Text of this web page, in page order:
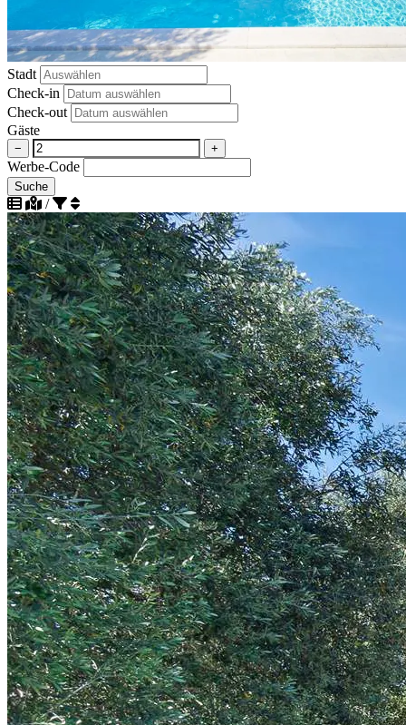
Stadt
Check-in
Check-out
Gäste
− +
Werbe-Code
Suche
/
Absteigend nach Beliebtheit sortieren
Aufsteigend nach Beliebtheit sortieren
Aufsteigend nach Strandentfernung sortieren
Absteigend nach Entfernung zum Strand sortieren
Aufsteigend nach Entfernung zum Stadtzentrum sortieren
Nach Entfernung zum Stadtzentrum absteigend sortieren
Nach Bewertung absteigend sortieren
Aufsteigend nach Bewertung sortieren